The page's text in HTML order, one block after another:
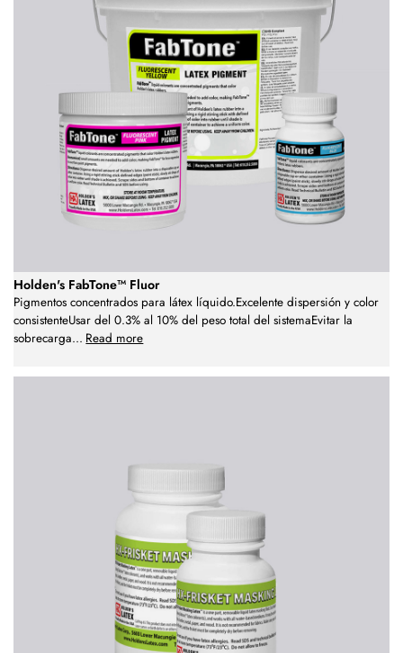
Holden's FabTone™ Fluor
Pigmentos concentrados para látex líquido.Excelente dispersión y color
consistenteUsar del 0.3% al 10% del peso total del sistemaEvitar la
sobrecarga... Read more